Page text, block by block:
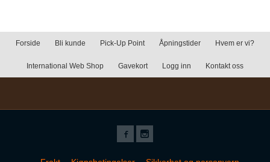
Forside Bli kunde Pick-Up Point Åpningstider Hvem er vi?
International Web Shop Gavekort Logg inn Kontakt oss